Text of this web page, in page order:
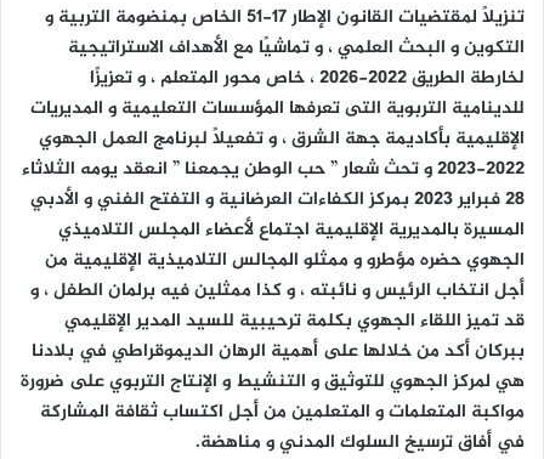
تنزيلاً لمقتضيات القانون الإطار 17-51 الخاص بمنضومة التربية و
التكوين و البحث العلمي ، و تماشيًا مع الأهداف الاستراتيجية
لخارطة الطريق 2022-2026 ، خاص محور المتعلم ، و تعزيزًا
للدينامية التربوية التى تعرفها المؤسسات التعليمية و المديريات
الإقليمية بأكاديمة جهة الشرق ، و تفعيلًا لبرنامج العمل الجهوي
2022-2023 و تحث شعار ” حب الوطن يجمعنا ” انعقد يومه الثلاثاء
28 فبراير 2023 بمركز الكفاءات العرضانية و التفتح الفني و الأدبي
المسيرة بالمديرية الإقليمية اجتماع لأعضاء المجلس التلاميذي
الجهوي حضره مؤطرو و ممثلو المجالس التلاميذية الإقليمية من
أجل انتخاب الرئيس و نائبته ، و كذا ممثلين فيه برلمان الطفل ، و
قد تميز اللقاء الجهوي بكلمة ترحيبية للسيد المدير الإقليمي
ببركان أكد من خلالها على أهمية الرهان الديموقراطي في بلادنا
هي لمركز الجهوي للتوثيق و التنشيط و الإنتاج التربوي على ضرورة
مواكبة المتعلمات و المتعلمين من أجلِ اكتساب ثقافة المشاركة
في أفاق ترسيخ السلوك المدني و مناهضة.